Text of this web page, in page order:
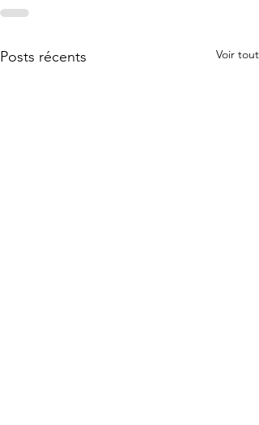
Posts récents Voir tout